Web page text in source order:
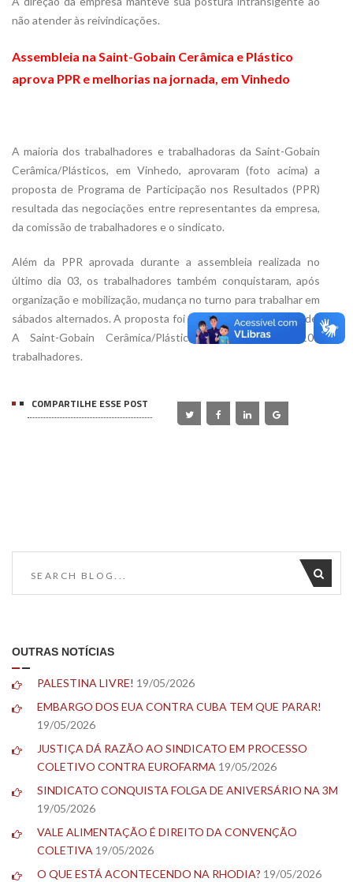
não atender às reivindicações.
Assembleia na Saint-Gobain Cerâmica e Plástico
aprova PPR e melhorias na jornada, em Vinhedo
A maioria dos trabalhadores e trabalhadoras da Saint-Gobain
Cerâmica/Plásticos, em Vinhedo, aprovaram (foto acima) a
proposta de Programa de Participação nos Resultados (PPR)
resultada das negociações entre representantes da empresa,
da comissão de trabalhadores e o sindicato.
Além da PPR aprovada durante a assembleia realizada no
último dia 03, os trabalhadores também conquistaram, após
organização e mobilização, mudança no turno para trabalhar em
sábados alternados. A proposta foi aprovada por unanimidade.
A Saint-Gobain Cerâmica/Plásticos tem cerca de 100
trabalhadores.
COMPARTILHE ESSE POST
OUTRAS NOTÍCIAS
PALESTINA LIVRE! 19/05/2026
EMBARGO DOS EUA CONTRA CUBA TEM QUE PARAR!
19/05/2026
JUSTIÇA DÁ RAZÃO AO SINDICATO EM PROCESSO
COLETIVO CONTRA EUROFARMA 19/05/2026
SINDICATO CONQUISTA FOLGA DE ANIVERSÁRIO NA 3M
19/05/2026
VALE ALIMENTAÇÃO É DIREITO DA CONVENÇÃO
COLETIVA 19/05/2026
O QUE ESTÁ ACONTECENDO NA RHODIA? 19/05/2026